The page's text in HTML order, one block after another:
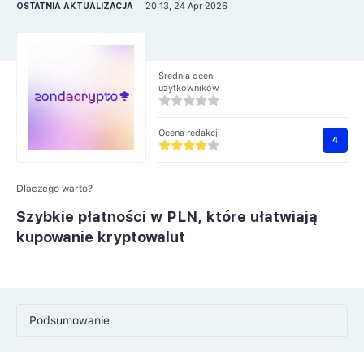
OSTATNIA AKTUALIZACJA 20:13, 24 Apr 2026
Średnia ocen
użytkowników
Ocena redakcji
4
Dlaczego warto?
Szybkie płatności w PLN, które ułatwiają
kupowanie kryptowalut
Podsumowanie